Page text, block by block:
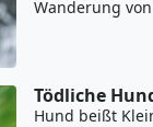
Wanderung
Tödliche
Hund beißt